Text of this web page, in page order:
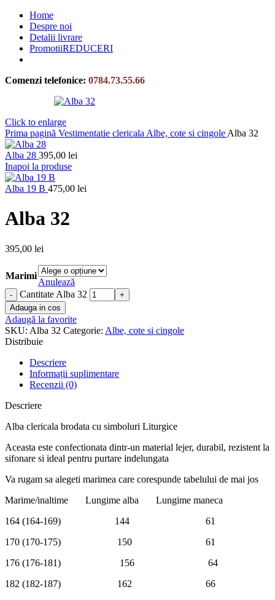
Home
Despre noi
Detalii livrare
PromotiiREDUCERI
Comenzi telefonice: 0784.73.55.66
Click to enlarge
Prima pagină Vestimentatie clericala Albe, cote si cingole Alba 32
Alba 28 395,00 lei
Inapoi la produse
Alba 19 B 475,00 lei
Alba 32
395,00 lei
Marimi
Anulează
Cantitate Alba 32
Adauga in cos
Adaugă la favorite
SKU: Alba 32 Categorie: Albe, cote si cingole
Distribuie
Descriere
Informații suplimentare
Recenzii (0)
Descriere
Alba clericala brodata cu simboluri Liturgice
Aceasta este confectionata dintr-un material lejer, durabil, rezistent la
sifonare si ideal pentru purtare indelungata
Va rugam sa alegeti marimea care corespunde tabelului de mai jos
Marime/inaltime Lungime alba Lungime maneca
164 (164-169) 144 61
170 (170-175) 150 61
176 (176-181) 156 64
182 (182-187) 162 66